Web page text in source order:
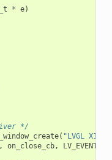
* e)
*/
( "LVGL X11
on_close_cb,